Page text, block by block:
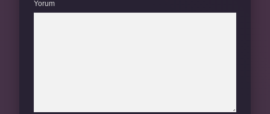
Yorum